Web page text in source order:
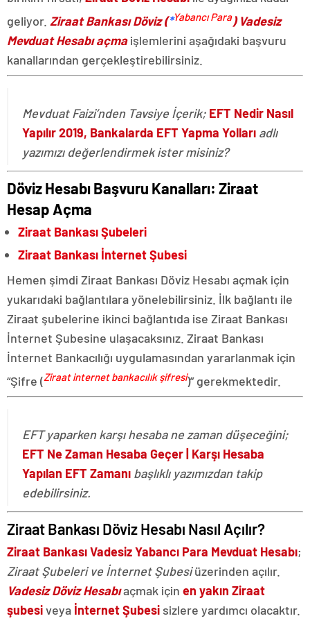
geliyor. Ziraat Bankası Döviz (*Yabancı Para) Vadesiz
Mevduat Hesabı açmaişlemlerini aşağıdaki başvuru
kanallarından gerçekleştirebilirsiniz.
Mevduat Faizi’nden Tavsiye İçerik; EFT Nedir Nasıl
Yapılır 2019, Bankalarda EFT Yapma Yolları adlı
yazımızı değerlendirmek ister misiniz?
Döviz Hesabı Başvuru Kanalları: Ziraat
Hesap Açma
Ziraat Bankası Şubeleri
Ziraat Bankası İnternet Şubesi
Hemen şimdi Ziraat Bankası Döviz Hesabı açmak için
yukarıdaki bağlantılara yönelebilirsiniz. İlk bağlantı ile
Ziraat şubelerine ikinci bağlantıda ise Ziraat Bankası
İnternet Şubesine ulaşacaksınız. Ziraat Bankası
İnternet Bankacılığı uygulamasından yararlanmak için
“Şifre (Ziraat internet bankacılık şifresi)” gerekmektedir.
EFT yaparken karşı hesaba ne zaman düşeceğini;
EFT Ne Zaman Hesaba Geçer | Karşı Hesaba
Yapılan EFT Zamanı başlıklı yazımızdan takip
edebilirsiniz.
Ziraat Bankası Döviz Hesabı Nasıl Açılır?
Ziraat Bankası Vadesiz Yabancı Para Mevduat Hesabı;
Ziraat Şubeleri ve İnternet Şubesiüzerinden açılır.
Vadesiz Döviz Hesabıaçmak için en yakın Ziraat
şubesiveya İnternet Şubesi sizlere yardımcı olacaktır.